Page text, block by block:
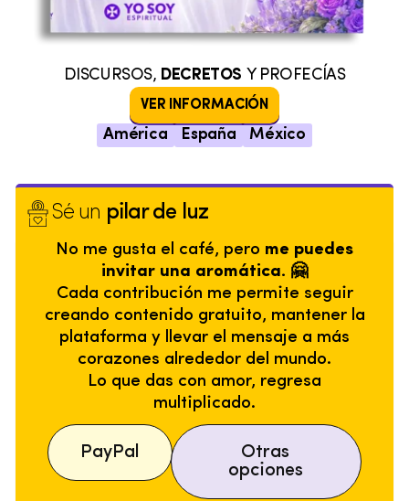
DISCURSOS, DECRETOS Y PROFECÍAS
VER INFORMACIÓN
América España México
Sé un pilar de luz
No me gusta el café, pero me puedes
invitar una aromática. 🤗
Cada contribución me permite seguir
creando contenido gratuito, mantener la
plataforma y llevar el mensaje a más
corazones alrededor del mundo.
Lo que das con amor, regresa
multiplicado.
PayPal
Otras
opciones